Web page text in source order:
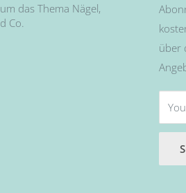
das Thema Nägel,
Co.
über